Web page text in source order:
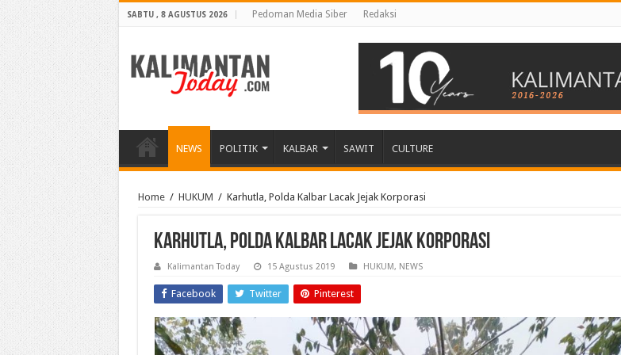
SABTU , 8 AGUSTUS 2026 Pedoman Media Siber Redaksi
NEWS POLITIK KALBAR SAWIT CULTURE
Home / HUKUM / Karhutla, Polda Kalbar Lacak Jejak Korporasi
Karhutla, Polda Kalbar Lacak Jejak Korporasi
Kalimantan Today 15 Agustus 2019 HUKUM, NEWS
Facebook Twitter Pinterest